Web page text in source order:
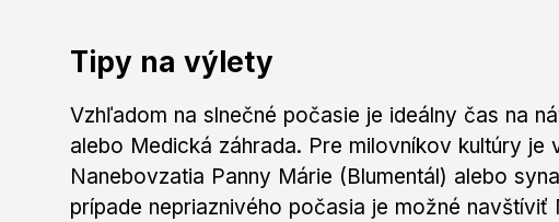
Tipy na výlety
Vzhľadom na slnečné počasie je ideálny čas na
alebo Medická záhrada. Pre milovníkov kultúry je
Nanebovzatia Panny Márie (Blumentál) alebo
prípade nepriaznivého počasia je možné